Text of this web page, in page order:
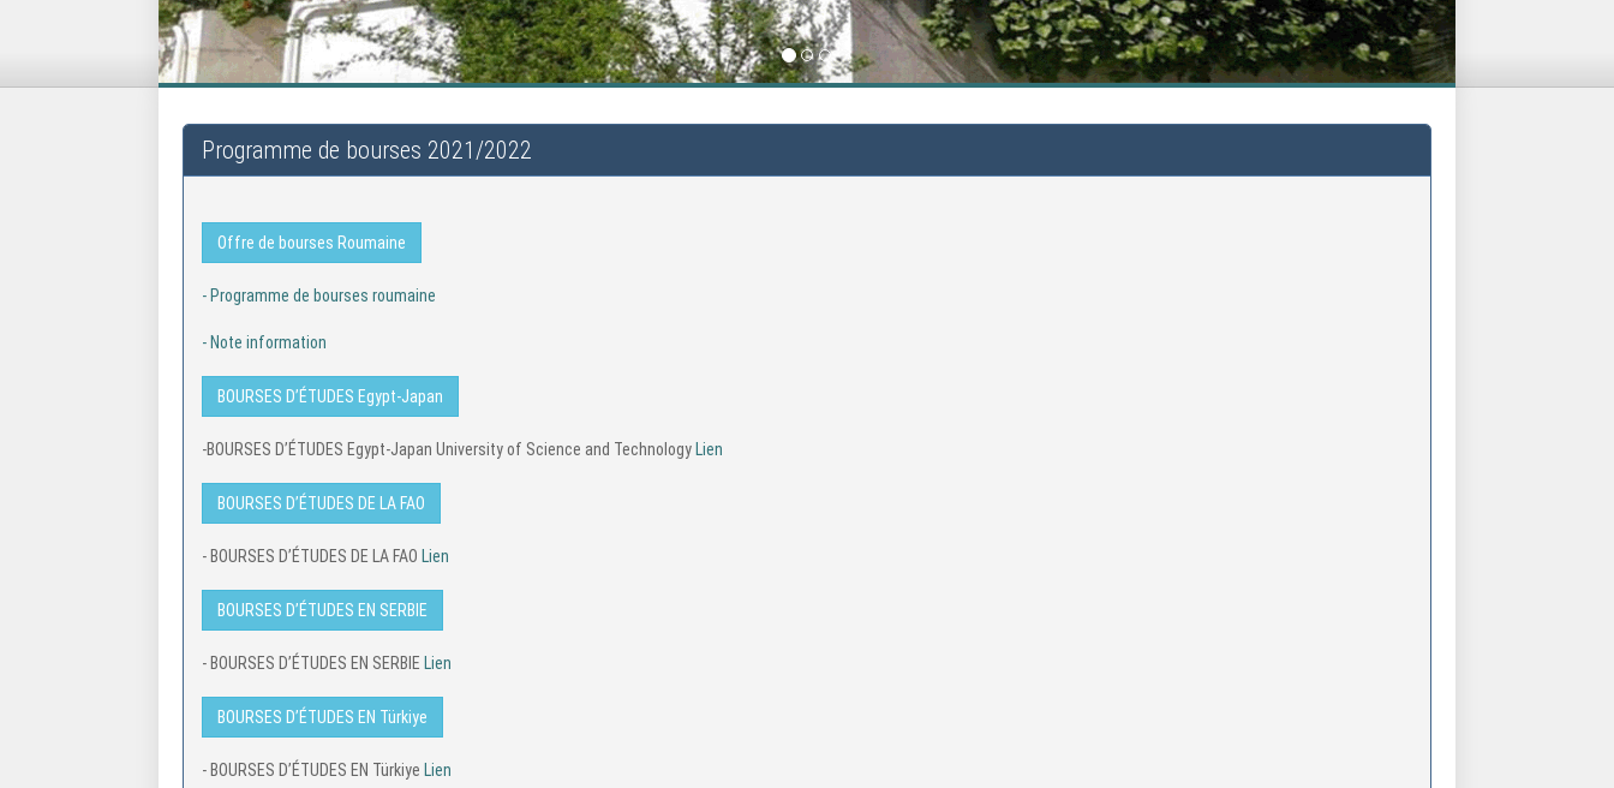
Programme de bourses 2021/2022
Offre de bourses Roumaine
- Programme de bourses roumaine
- Note information
BOURSES D’ÉTUDES Egypt-Japan
-BOURSES D’ÉTUDES Egypt-Japan University of Science and Technology Lien
BOURSES D’ÉTUDES DE LA FAO
- BOURSES D’ÉTUDES DE LA FAO Lien
BOURSES D’ÉTUDES EN SERBIE
- BOURSES D’ÉTUDES EN SERBIE Lien
BOURSES D’ÉTUDES EN Türkiye
- BOURSES D’ÉTUDES EN Türkiye Lien